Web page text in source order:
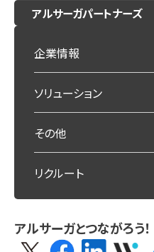
アルサーガパートナーズ
企業情報
ソリューション
その他
リクルート
アルサーガとつながろう！